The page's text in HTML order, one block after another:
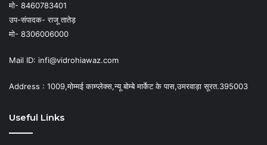
मो- 8460783401
उप-संपादक- राजू तातेड़
मो- 8306006000
Mail ID: infi@vidrohiawaz.com
Address : 1009,मोम्मई काम्प्लेक्स,न्यू बोम्बे मार्केट के पास,उमरवाड़ा सूरत.395003
Useful Links